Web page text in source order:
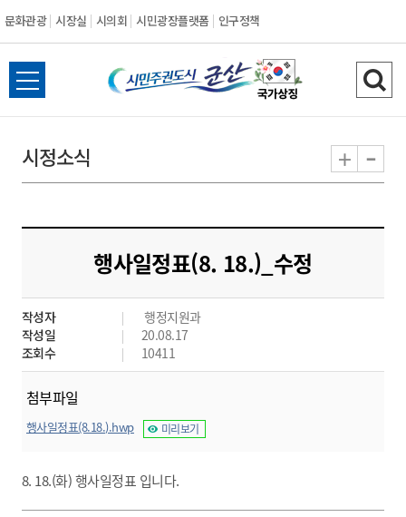
문화관광 시장실 시의회 시민광장플랫폼 인구정책
시
민
도
시
군
산
전
체
뉴
열
검
색
기
시정소식 + -
행사일정표(8. 18.)_수정
작성자
행정지원과
작성일
20.08.17
조회수
10411
첨부파일
행사일정표(8.18.).hwp 미리보기
8. 18.(화) 행사일정표 입니다.